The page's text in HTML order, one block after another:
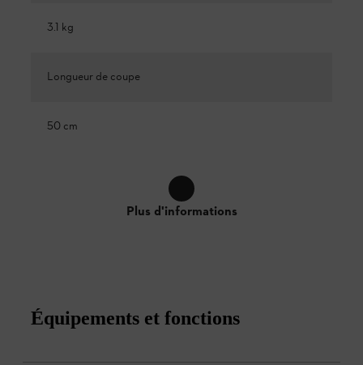
3.1 kg
Longueur de coupe
50 cm
Plus d'informations
Équipements et fonctions